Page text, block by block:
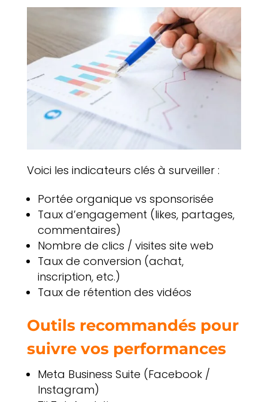
Voici les indicateurs clés à surveiller :
Portée organique vs sponsorisée
Taux d’engagement (likes, partages,
commentaires)
Nombre de clics / visites site web
Taux de conversion (achat,
inscription, etc.)
Taux de rétention des vidéos
Outils recommandés pour
suivre vos performances
Meta Business Suite (Facebook /
Instagram)